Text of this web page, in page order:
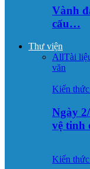
Vành
cấu…
Thư viện
AllTài
văn
Kiến
Ngày
vệ tinh
Kiến